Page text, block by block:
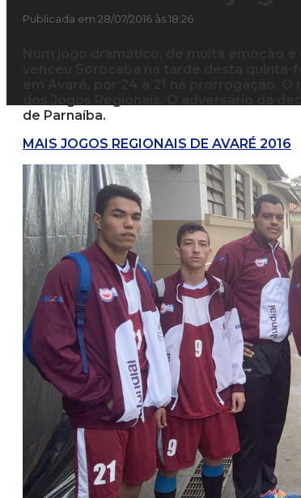
Publicada em 28/07/2016 às 18:26
de Parnaíba.
MAIS JOGOS REGIONAIS DE AVARÉ 2016